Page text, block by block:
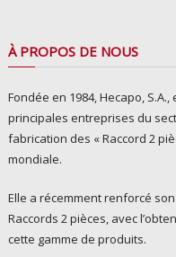
À PROPOS DE NOUS
Fondée en 1984, Hecapo,
principales entreprises du
fabrication des « Raccord 2
mondiale.
Elle a récemment renforcé
Raccords 2 pièces, avec
cette gamme de produits.